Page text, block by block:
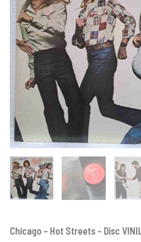
Chicago – Hot Streets – Disc
Disc
VINIL
VG
VG+